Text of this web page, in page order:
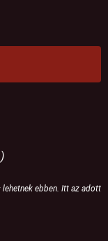
ebben. Itt az adott